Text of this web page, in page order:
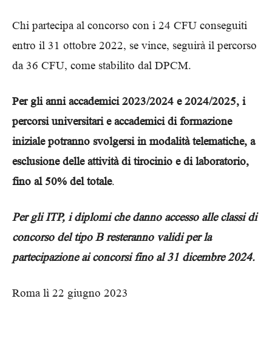
Chi partecipa al concorso con i 24 CFU conseguiti
entro il 31 ottobre 2022, se vince, seguirà il percorso
da 36 CFU, come stabilito dal DPCM.
Per gli anni accademici 2023/2024 e 2024/2025, i
percorsi universitari e accademici di formazione
iniziale potranno svolgersi in modalità telematiche, a
esclusione delle attività di tirocinio e di laboratorio,
fino al 50% del totale.
Per gli ITP, i diplomi che danno accesso alle classi di
concorso del tipo B resteranno validi per la
partecipazione ai concorsi fino al 31 dicembre 2024.
Roma lì 22 giugno 2023